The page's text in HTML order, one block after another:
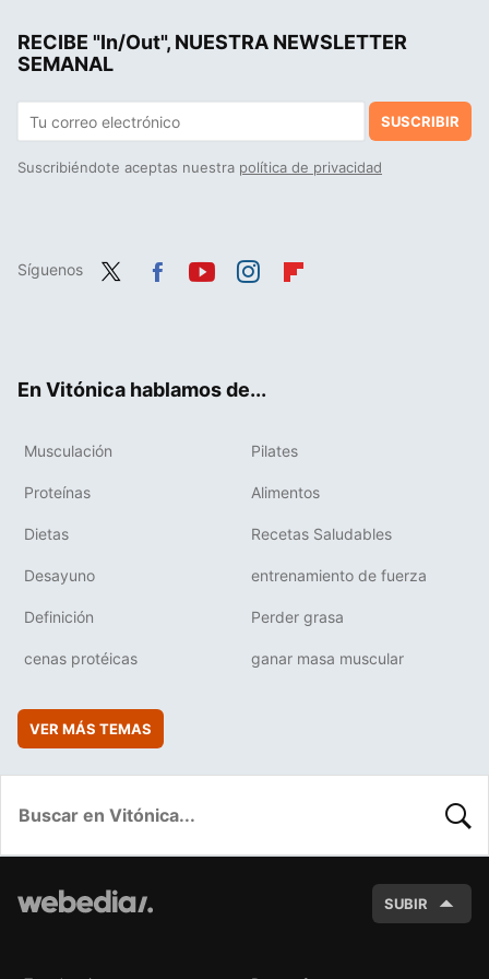
RECIBE "In/Out", NUESTRA NEWSLETTER
SEMANAL
SUSCRIBIR
Suscribiéndote aceptas nuestra política de privacidad
Síguenos
En Vitónica hablamos de...
Musculación Pilates
Proteínas Alimentos
Dietas Recetas Saludables
Desayuno entrenamiento de fuerza
Definición Perder grasa
cenas protéicas ganar masa muscular
VER MÁS TEMAS
SUBIR